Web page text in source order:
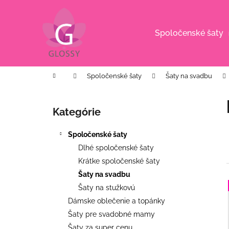
Spoločenské šaty
Domov Spoločenské šaty Šaty na svadbu
Preskočiť
kategórie
Kategórie
Spoločenské šaty
Dlhé spoločenské šaty
Krátke spoločenské šaty
Šaty na svadbu
Šaty na stužkovú
Dámske oblečenie a topánky
Šaty pre svadobné mamy
Späť
obchodu
Späť
obchodu
CYKLÁMENOVÉ VZOROVANÉ